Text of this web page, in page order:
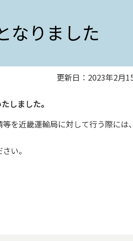
なりました
更新日：2023年2月
しました。
を近畿運輸局に対して行う際には、
い。